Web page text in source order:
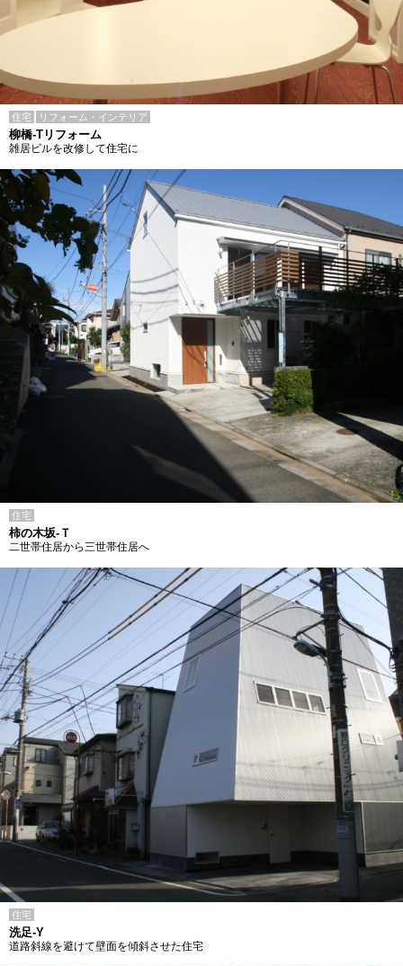
住宅 リフォーム・インテリア
柳橋-Tリフォーム
雑居ビルを改修して住宅に
住宅
柿の木坂-Ｔ
二世帯住居から三世帯住居へ
住宅
洗足-Y
道路斜線を避けて壁面を傾斜させた住宅